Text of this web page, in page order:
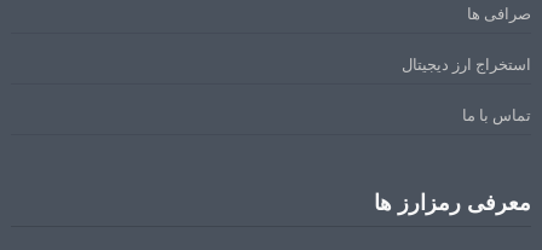
صرافی ها
استخراج ارز دیجیتال
تماس با ما
معرفی رمزارز ها